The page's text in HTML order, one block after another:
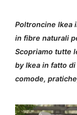
Poltroncine Ikea
in fibre naturali
Scopriamo tutte
by Ikea in fatto
comode,